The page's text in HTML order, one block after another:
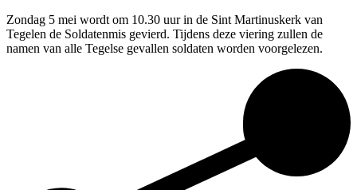
Zondag 5 mei wordt om 10.30 uur in de Sint Martinuskerk van
Tegelen de Soldatenmis gevierd. Tijdens deze viering zullen de
namen van alle Tegelse gevallen soldaten worden voorgelezen.